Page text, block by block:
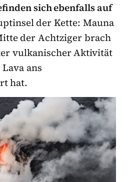
sich ebenfalls auf
der Kette: Mauna
der Achtziger brach
vulkanischer Aktivität
ans
hat.